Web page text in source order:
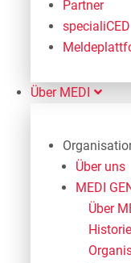
Partner
specialiCED
Über MEDI
Über uns
MEDI
Über
Historie